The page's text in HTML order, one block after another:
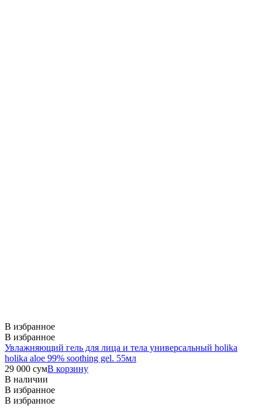
В избранное
В избранное
Увлажняющий гель для лица и тела универсальный holika
holika aloe 99% soothing gel. 55мл
29 000 сумВ корзину
В наличии
В избранное
В избранное